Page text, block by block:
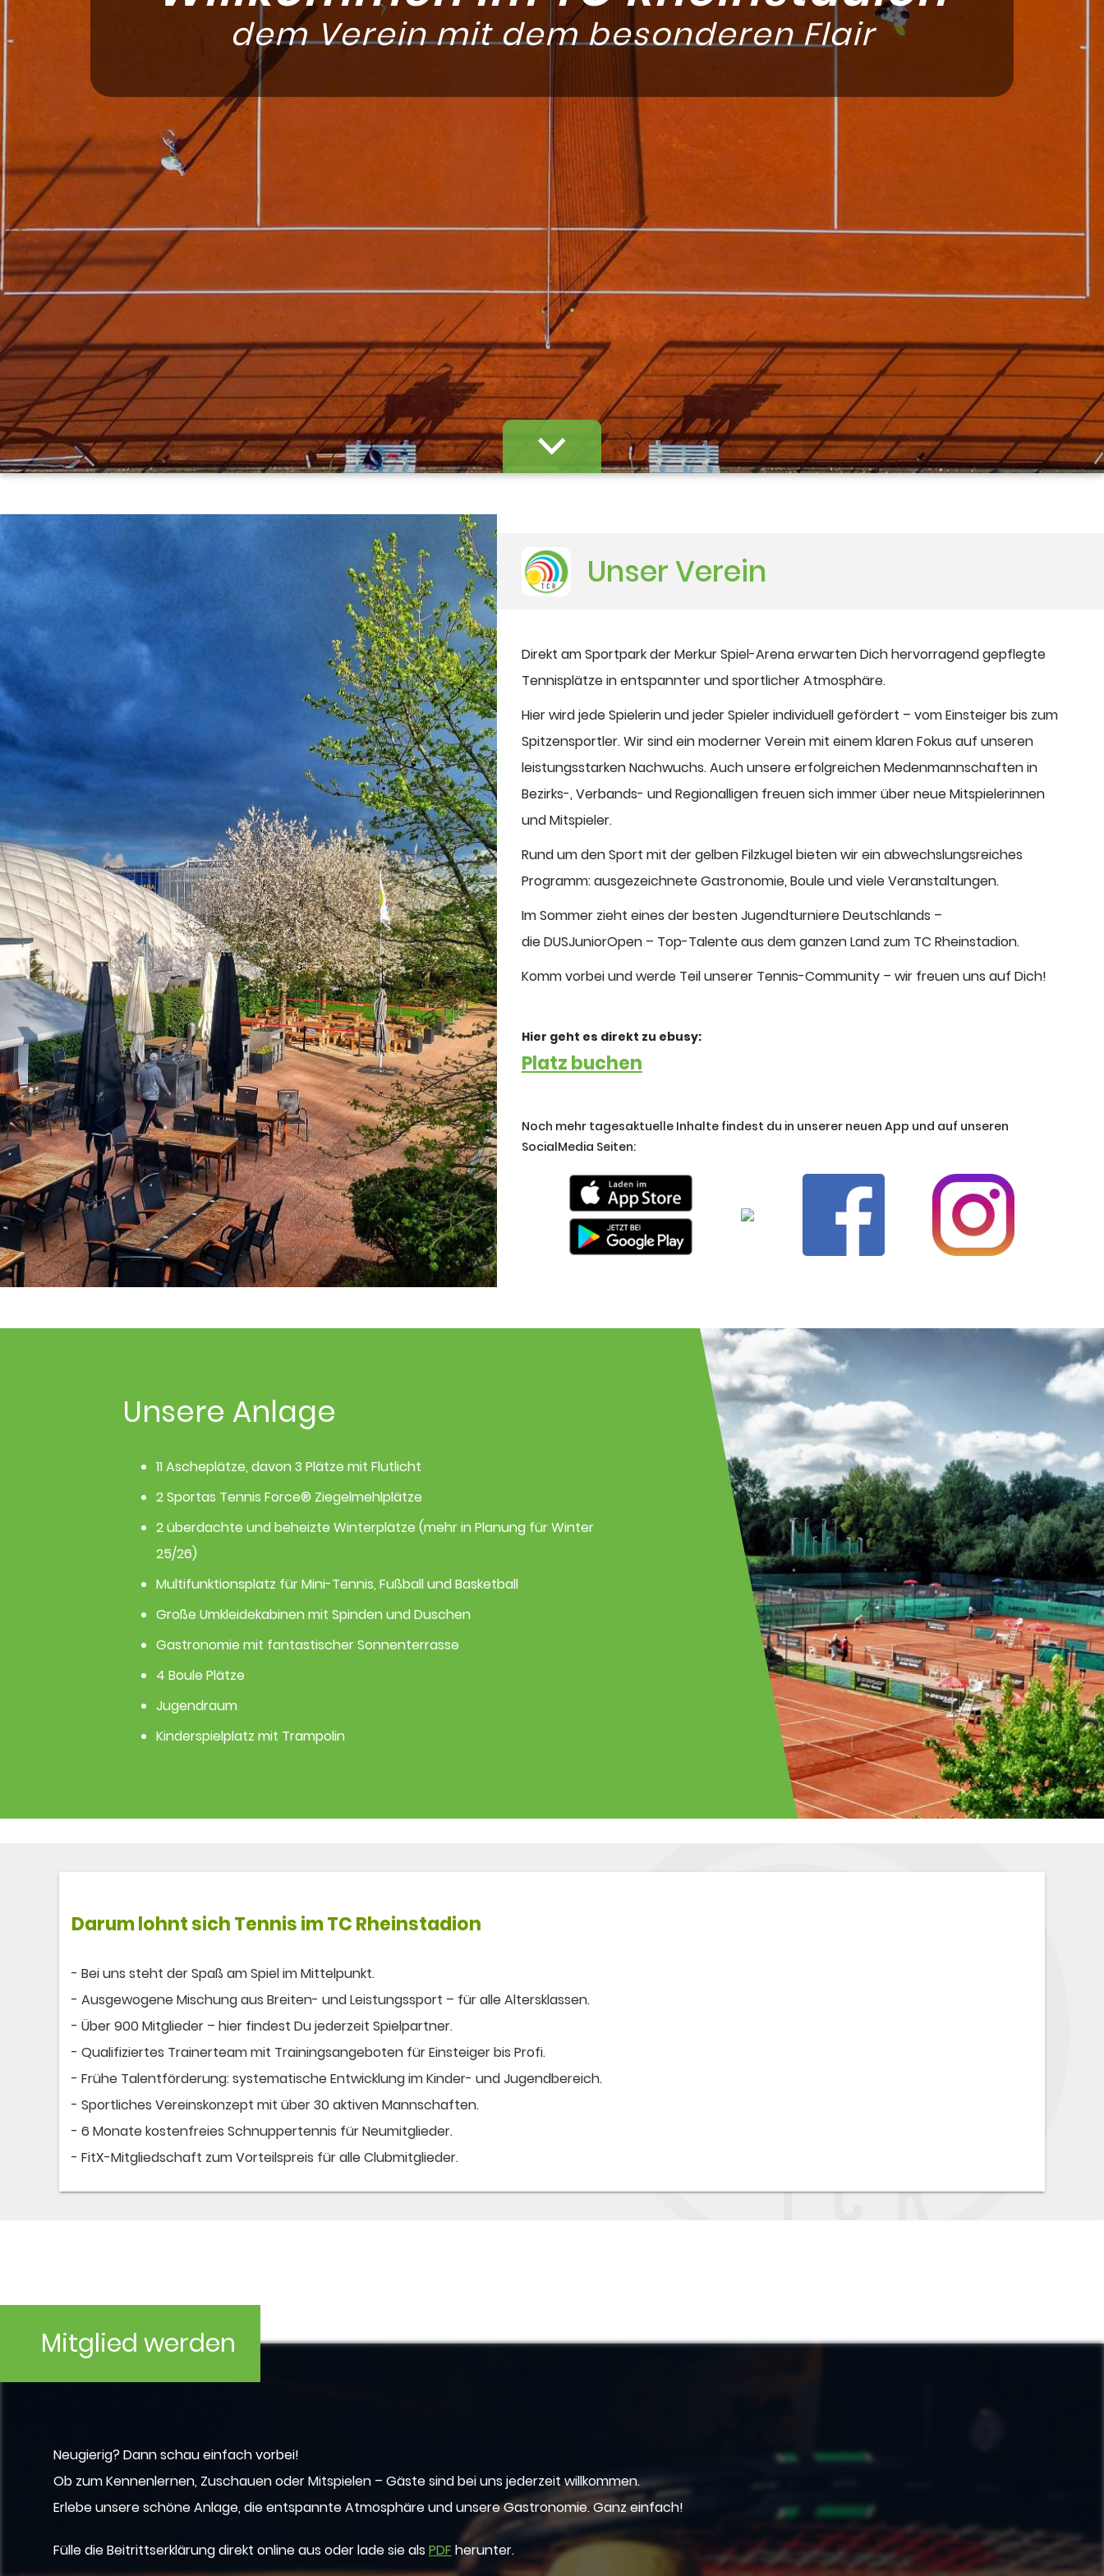
dem Verein mit dem besonderen Flair
Unser Verein
Direkt am Sportpark der Merkur Spiel-Arena erwarten Dich hervorragend gepflegte
Tennisplätze in entspannter und sportlicher Atmosphäre.
Hier wird jede Spielerin und jeder Spieler individuell gefördert – vom Einsteiger bis zum
Spitzensportler. Wir sind ein moderner Verein mit einem klaren Fokus auf unseren
leistungsstarken Nachwuchs. Auch unsere erfolgreichen Medenmannschaften in
Bezirks-, Verbands- und Regionalligen freuen sich immer über neue Mitspielerinnen
und Mitspieler.
Rund um den Sport mit der gelben Filzkugel bieten wir ein abwechslungsreiches
Programm: ausgezeichnete Gastronomie, Boule und viele Veranstaltungen.
Im Sommer zieht eines der besten Jugendturniere Deutschlands –
die DUSJuniorOpen – Top-Talente aus dem ganzen Land zum TC Rheinstadion.
Komm vorbei und werde Teil unserer Tennis-Community – wir freuen uns auf Dich!
Hier geht es direkt zu ebusy:
Platz buchen
Noch mehr tagesaktuelle Inhalte findest du in unserer neuen App und auf unseren
SocialMedia Seiten:
Unsere Anlage
11 Ascheplätze, davon 3 Plätze mit Flutlicht
2 Sportas Tennis Force® Ziegelmehlplätze
2 überdachte und beheizte Winterplätze (mehr in Planung für Winter
25/26)
Multifunktionsplatz für Mini-Tennis, Fußball und Basketball
Große Umkleidekabinen mit Spinden und Duschen
Gastronomie mit fantastischer Sonnenterrasse
4 Boule Plätze
Jugendraum​
Kinderspielplatz mit Trampolin
Darum lohnt sichTennisim TC Rheinstadion
- Bei uns steht der Spaß am Spiel im Mittelpunkt.
- Ausgewogene Mischung aus Breiten- und Leistungssport – für alle Altersklassen.
- Über 900 Mitglieder – hier findest Du jederzeit Spielpartner.
- Qualifiziertes Trainerteam mit Trainingsangeboten für Einsteiger bis Profi.
- Frühe Talentförderung: systematische Entwicklung im Kinder- und Jugendbereich.
- Sportliches Vereinskonzept mit über 30 aktiven Mannschaften.
- 6 Monate kostenfreies Schnuppertennis für Neumitglieder.
- FitX-Mitgliedschaft zum Vorteilspreis für alle Clubmitglieder.
Mitglied werden
Neugierig? Dann schau einfach vorbei!
Ob zum Kennenlernen, Zuschauen oder Mitspielen – Gäste sind bei uns jederzeit willkommen.
Erlebe unsere schöne Anlage, die entspannte Atmosphäre und unsere Gastronomie. Ganz einfach!
Fülle die Beitrittserklärung direkt online aus oder lade sie alsPDF herunter.